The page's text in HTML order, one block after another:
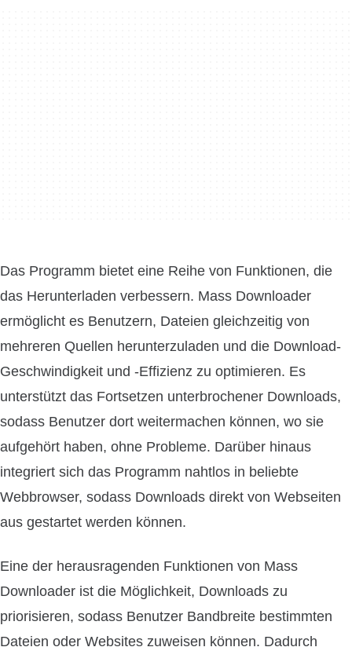
Das Programm bietet eine Reihe von Funktionen, die
das Herunterladen verbessern. Mass Downloader
ermöglicht es Benutzern, Dateien gleichzeitig von
mehreren Quellen herunterzuladen und die Download-
Geschwindigkeit und -Effizienz zu optimieren. Es
unterstützt das Fortsetzen unterbrochener Downloads,
sodass Benutzer dort weitermachen können, wo sie
aufgehört haben, ohne Probleme. Darüber hinaus
integriert sich das Programm nahtlos in beliebte
Webbrowser, sodass Downloads direkt von Webseiten
aus gestartet werden können.
Eine der herausragenden Funktionen von Mass
Downloader ist die Möglichkeit, Downloads zu
priorisieren, sodass Benutzer Bandbreite bestimmten
Dateien oder Websites zuweisen können. Dadurch